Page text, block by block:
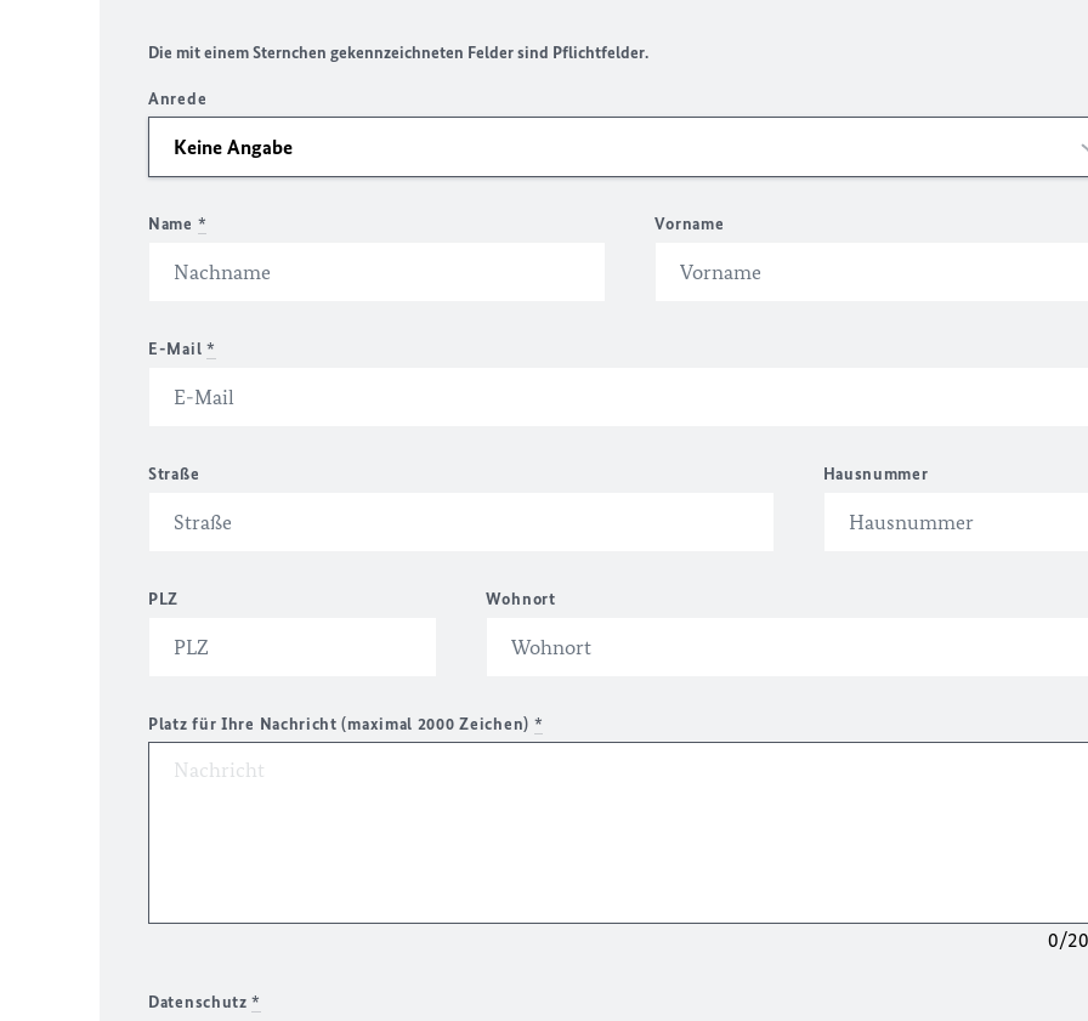
Die mit einem Sternchen gekennzeichneten Felder sind Pflichtfelder.
Anrede
Name * Vorname
E-Mail *
Straße Hausnummer
PLZ Wohnort
Platz für Ihre Nachricht (maximal 2000 Zeichen) *
0/
Datenschutz*